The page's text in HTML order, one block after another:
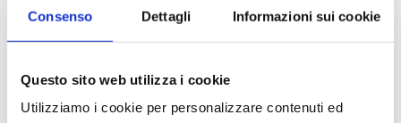
Consenso Dettagli Informazioni sui cookie
Questo sito web utilizza i cookie
Utilizziamo i cookie per personalizzare contenuti ed
di due poufJames
si distingue
come un’opzione
cerca stile, comfort e praticità